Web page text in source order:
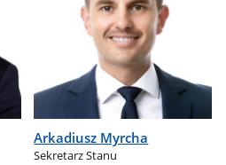
Arkadiusz Myrcha
Sekretarz Stanu